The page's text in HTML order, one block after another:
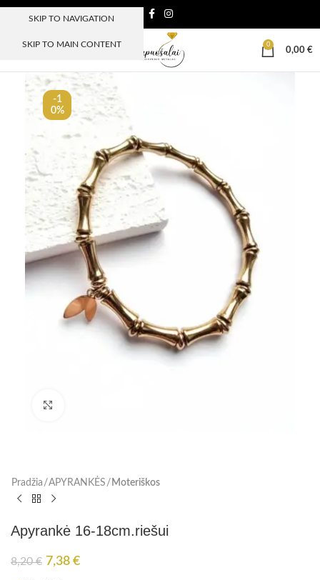
SKIP TO NAVIGATION
SKIP TO MAIN CONTENT
MENIU
0
0,00 €
-1
0%
Pradžia APYRANKĖS Moteriškos
Apyrankė 16-18cm.riešui
8,20€ 7,38 €